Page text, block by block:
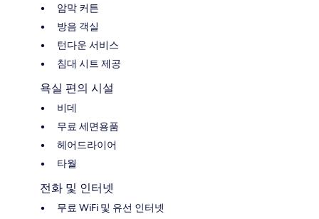
암막 커튼
방음 객실
턴다운 서비스
침대 시트 제공
욕실 편의 시설
비데
무료 세면용품
헤어드라이어
타월
전화 및 인터넷
무료 WiFi 및 유선 인터넷